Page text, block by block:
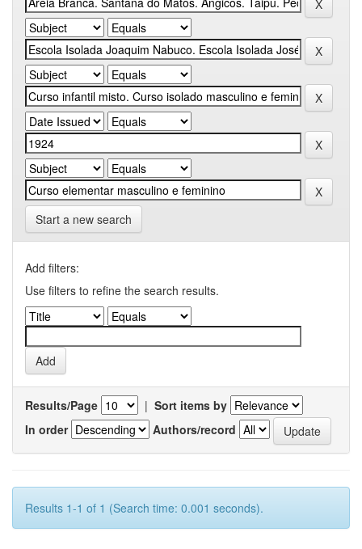
Start a new search
Add filters:
Use filters to refine the search results.
Results/Page | Sort items by
In order
Authors/record
Results 1-1 of 1 (Search time: 0.001 seconds).